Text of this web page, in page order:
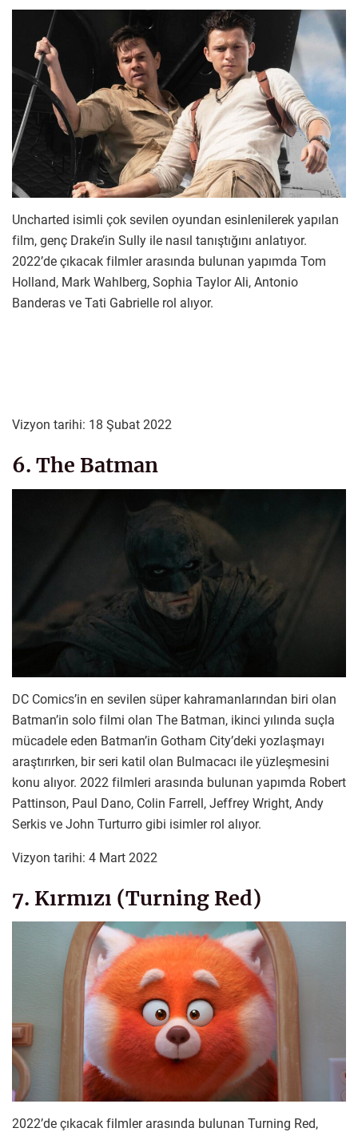
Uncharted isimli çok sevilen oyundan esinlenilerek yapılan
film, genç Drake’in Sully ile nasıl tanıştığını anlatıyor.
2022’de çıkacak filmler arasında bulunan yapımda Tom
Holland, Mark Wahlberg, Sophia Taylor Ali, Antonio
Banderas ve Tati Gabrielle rol alıyor.
Vizyon tarihi: 18 Şubat 2022
6. The Batman
DC Comics’in en sevilen süper kahramanlarından biri olan
Batman’in solo filmi olan The Batman, ikinci yılında suçla
mücadele eden Batman’in Gotham City’deki yozlaşmayı
araştırırken, bir seri katil olan Bulmacacı ile yüzleşmesini
konu alıyor. 2022 filmleri arasında bulunan yapımda Robert
Pattinson, Paul Dano, Colin Farrell, Jeffrey Wright, Andy
Serkis ve John Turturro gibi isimler rol alıyor.
Vizyon tarihi: 4 Mart 2022
7. Kırmızı (Turning Red)
2022’de çıkacak filmler arasında bulunan Turning Red,